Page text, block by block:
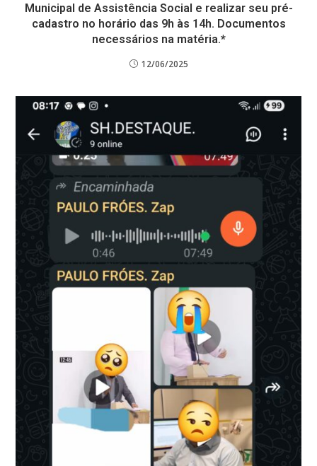
Municipal de Assistência Social e realizar seu pré-
cadastro no horário das 9h às 14h. Documentos
necessários na matéria.*
12/06/2025